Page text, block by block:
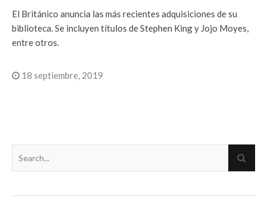
El Británico anuncia las más recientes adquisiciones de su
biblioteca. Se incluyen títulos de Stephen King y Jojo Moyes,
entre otros.
18 septiembre, 2019